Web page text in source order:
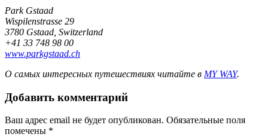
Park Gstaad
Wispilenstrasse 29
3780 Gstaad, Switzerland
+41 33 748 98 00
www.parkgstaad.ch
О самых интересных путешествиях читайте в MY WAY.
Добавить комментарий
Ваш адрес email не будет опубликован. Обязательные поля
помечены *